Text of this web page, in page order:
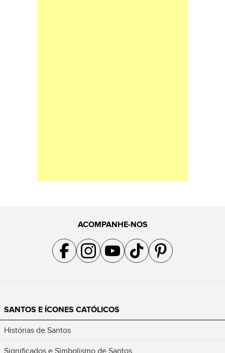
ACOMPANHE-NOS
Acompanhe a gente no Facebook
Acompanhe a gente no Instagram
Acompanhe a gente no YouTube
Acompanhe a gente no TikTok
Acompanhe a gente no
SANTOS E ÍCONES CATÓLICOS
Histórias de Santos
Significados e Simbolismo de Santos